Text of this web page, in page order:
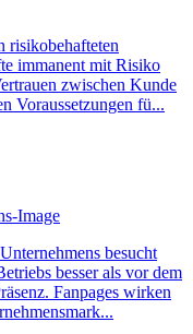
risikobehafteten
immanent mit Risiko
zwischen Kunde
Voraussetzungen fü...
Image
besucht
besser als vor dem
Fanpages wirken